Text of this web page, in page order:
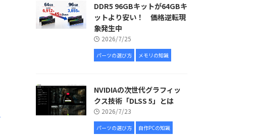
DDR5 96GBキットが64GBキ
ットより安い！ 価格逆転現
象発生中
2026/7/25
パーツの選び方 メモリの知識
NVIDIAの次世代グラフィッ
クス技術「DLSS 5」とは
2026/7/23
パーツの選び方 自作PCの知識